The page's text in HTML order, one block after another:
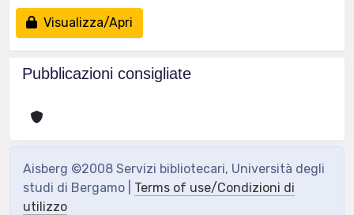
Visualizza/Apri
Pubblicazioni consigliate
Aisberg ©2008 Servizi bibliotecari, Università degli
studi di Bergamo | Terms of use/Condizioni di
utilizzo